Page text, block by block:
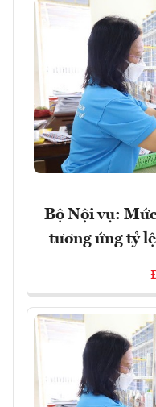
Bộ Nội vụ:
tương ứng tỷ